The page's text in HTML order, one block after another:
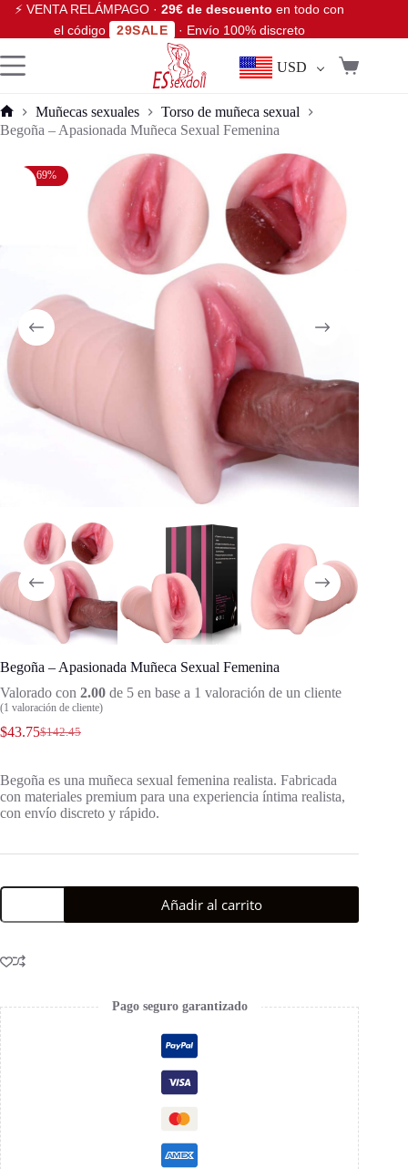
⚡ VENTA RELÁMPAGO ·29€ de descuento en todo con
el código
29SALE · Envío 100% discreto
USD
Muñecas sexuales
Torso de muñeca sexual
Begoña – Apasionada Muñeca Sexual Femenina
- 69%
Begoña – Apasionada Muñeca Sexual Femenina
Valorado con 2.00 de 5 en base a 1 valoración de un cliente
(1 valoración de cliente)
$142.45
$43.75
Begoña es una muñeca sexual femenina realista. Fabricada
con materiales premium para una experiencia íntima realista,
con envío discreto y rápido.
Añadir al carrito
Pago seguro garantizado